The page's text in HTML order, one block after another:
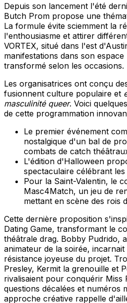
Depuis son lancement l'été
Butch Prom propose une
La formule évite sciemment la
l'enthousiasme et attirer
VORTEX, situé dans l'est
manifestations dans son
transformé selon les occasions.
Les organisatrices ont conçu
fusionnent culture populaire et
masculinité queer. Voici
de cette programmation
Le premier événement
nostalgique d'un bal de
combats de catch
L'édition d'Halloween
spectaculaire célébrant
Pour la Saint-Valentin, le
Masc4Match, un jeu de
mettant en scène des rois
Cette dernière proposition
Dating Game, transformant le
théâtrale drag. Bobby Pudrido,
animateur de la soirée,
résistance joyeuse du projet.
Presley, Kermit la grenouille et
rivalisaient pour conquérir Miss
questions décalées et numéros
approche créative rappelle